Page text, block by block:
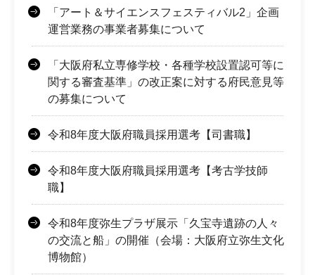
「アート＆サイエンスフェスティバル2」企画
運営業務の事業者募集について
「大阪府私立専修学校・各種学校設置認可等に
関する審査基準」の改正案に対する府民意見等
の募集について
令和8年度大阪府職員採用選考【司書職】
令和8年度大阪府職員採用選考【考古学技師
職】
令和8年度弥生プラザ展示「久宝寺遺跡の人々
の交流と船」の開催（会場：大阪府立弥生文化
博物館）